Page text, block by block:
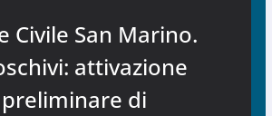
Civile San Marino.
attivazione
di